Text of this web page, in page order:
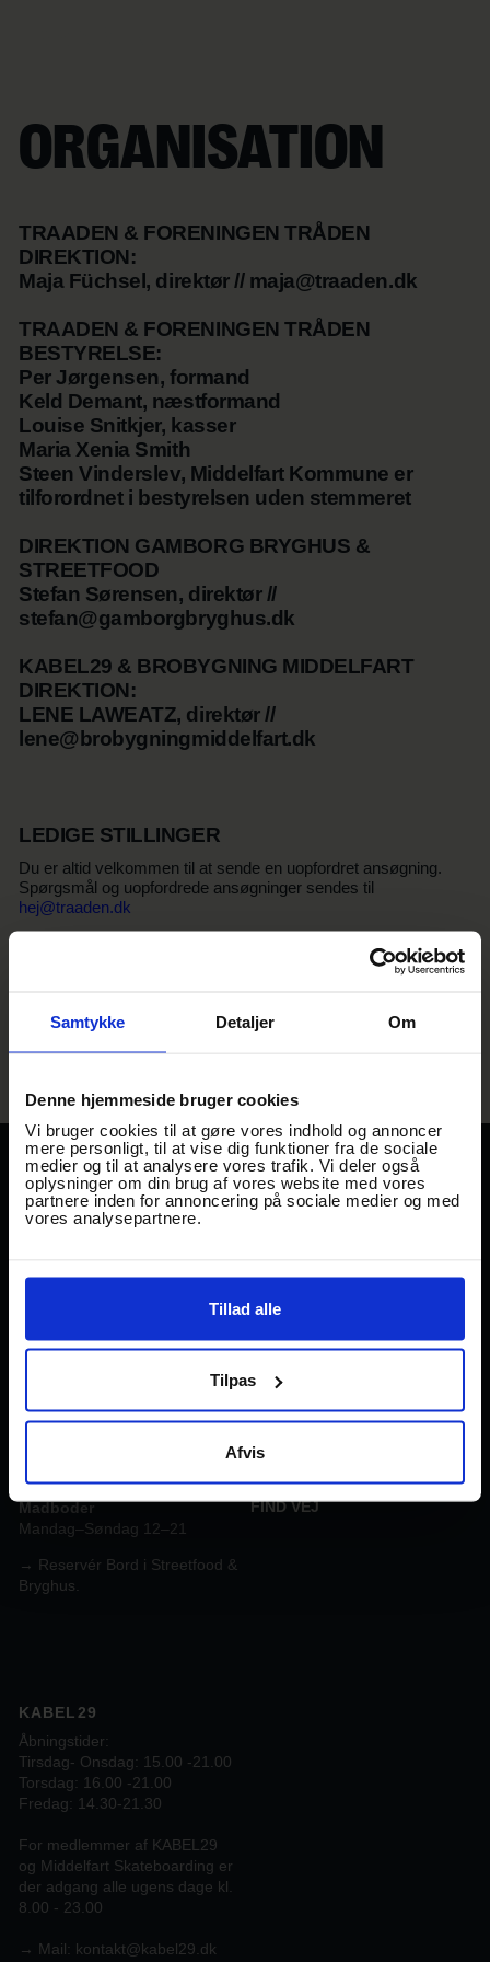
Samtykke Detaljer Om
Denne hjemmeside bruger cookies
Vi bruger cookies til at gøre vores indhold og annoncer
mere personligt, til at vise dig funktioner fra de sociale
medier og til at analysere vores trafik. Vi deler også
oplysninger om din brug af vores website med vores
partnere inden for annoncering på sociale medier og med
vores analysepartnere.
Tillad alle
Tilpas
Afvis
ORGANISATION
TRAADEN & FORENINGEN TRÅDEN
DIREKTION:
Maja Füchsel, direktør // maja@traaden.dk
TRAADEN & FORENINGEN TRÅDEN
BESTYRELSE:
Per Jørgensen, formand
Keld Demant, næstformand
Louise Snitkjer, kasser
Maria Xenia Smith
Steen Vinderslev, Middelfart Kommune er
tilforordnet i bestyrelsen uden stemmeret
DIREKTION GAMBORG BRYGHUS &
STREETFOOD
Stefan Sørensen, direktør //
stefan@gamborgbryghus.dk
KABEL29 & BROBYGNING MIDDELFART
DIREKTION:
LENE LAWEATZ, direktør //
lene@brobygningmiddelfart.dk
LEDIGE STILLINGER
Du er altid velkommen til at sende en uopfordret ansøgning.
Spørgsmål og uopfordrede ansøgninger sendes til
hej@traaden.dk
Og hold øje her på siden – vi lægger løbende ledige stillinger op
STREET FOOD
FIND VEJ
TRAADEN
Gl Banegårdsvej 29
DK-5500 Middelfart.
GAMBORG BRYGHUS &
Mandag –Torsdag 12–22
Madboder
Mandag–Søndag 12–21
→ Reservér Bord i Streetfood &
Bryghus.
KABEL29
Åbningstider:
Tirsdag- Onsdag: 15.00 -21.00
Torsdag: 16.00 -21.00
Fredag: 14.30-21.30
For medlemmer af KABEL29
og Middelfart Skateboarding er
der adgang alle ugens dage kl.
8.00 - 23.00
→ Mail: kontakt@kabel29.dk